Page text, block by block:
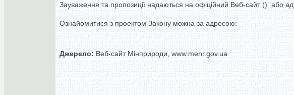
Зауваження та пропозиції надаються на офіційний Веб-сайт () або
Ознайомитися з проектом Закону можна за адресою:
Джерело: Веб-сайт Мінприроди, www.menr.gov.ua